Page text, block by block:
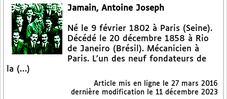
Jamain, Antoine Joseph
Né le 9 février 1802 à Paris (Seine).
Décédé le 20 décembre 1858 à Rio
de Janeiro (Brésil). Mécanicien à
Paris. L’un des neuf fondateurs de
la (…)
Article mis en ligne le 27 mars 2016
dernière modification le 11 décembre 2023